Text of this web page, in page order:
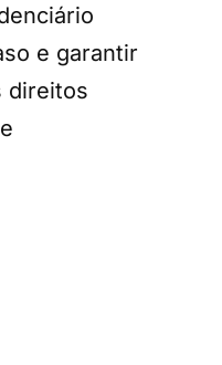
e garantir
direitos